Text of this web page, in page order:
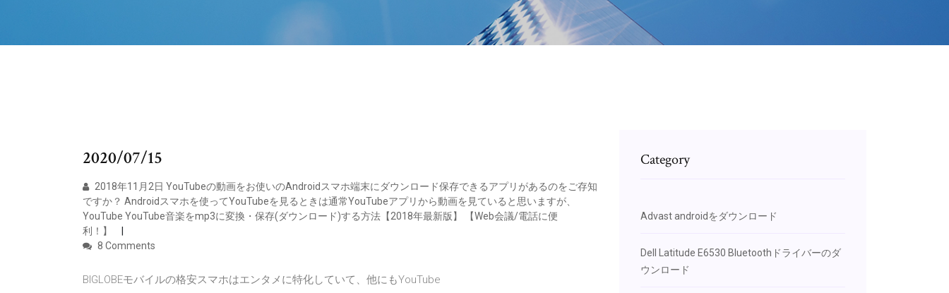
2020/07/15
2018年11月2日 YouTubeの動画をお使いのAndroidスマホ端末にダウンロード保存できるアプリがあるのをご存知
ですか？ Androidスマホを使ってYouTubeを見るときは通常YouTubeアプリから動画を見ていると思いますが、
YouTube YouTube音楽をmp3に変換・保存(ダウンロード)する方法【2018年最新版】 【Web会議/電話に便
利！】
8 Comments
BIGLOBEモバイルの格安スマホはエンタメに特化していて、他にもYouTube
Category
Advast androidをダウンロード
Dell Latitude E6530 Bluetoothドライバーのダ
ウンロード